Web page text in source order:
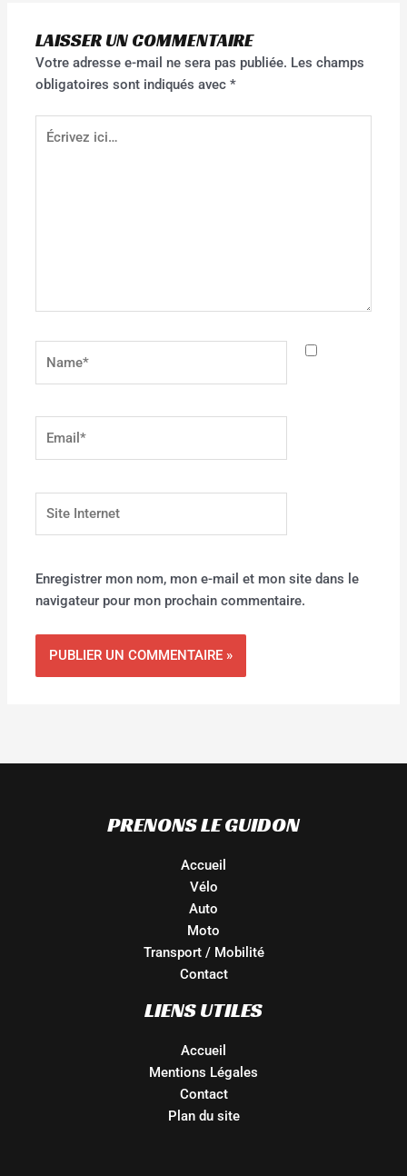
LAISSER UN COMMENTAIRE
Votre adresse e-mail ne sera pas publiée. Les champs
obligatoires sont indiqués avec*
Écrivez
ici…
Enregistrer mon nom, mon e-mail et mon site dans le
navigateur pour mon prochain commentaire.
PRENONS LE GUIDON
Accueil
Vélo
Auto
Moto
Transport / Mobilité
Contact
LIENS UTILES
Accueil
Mentions Légales
Contact
Plan du site